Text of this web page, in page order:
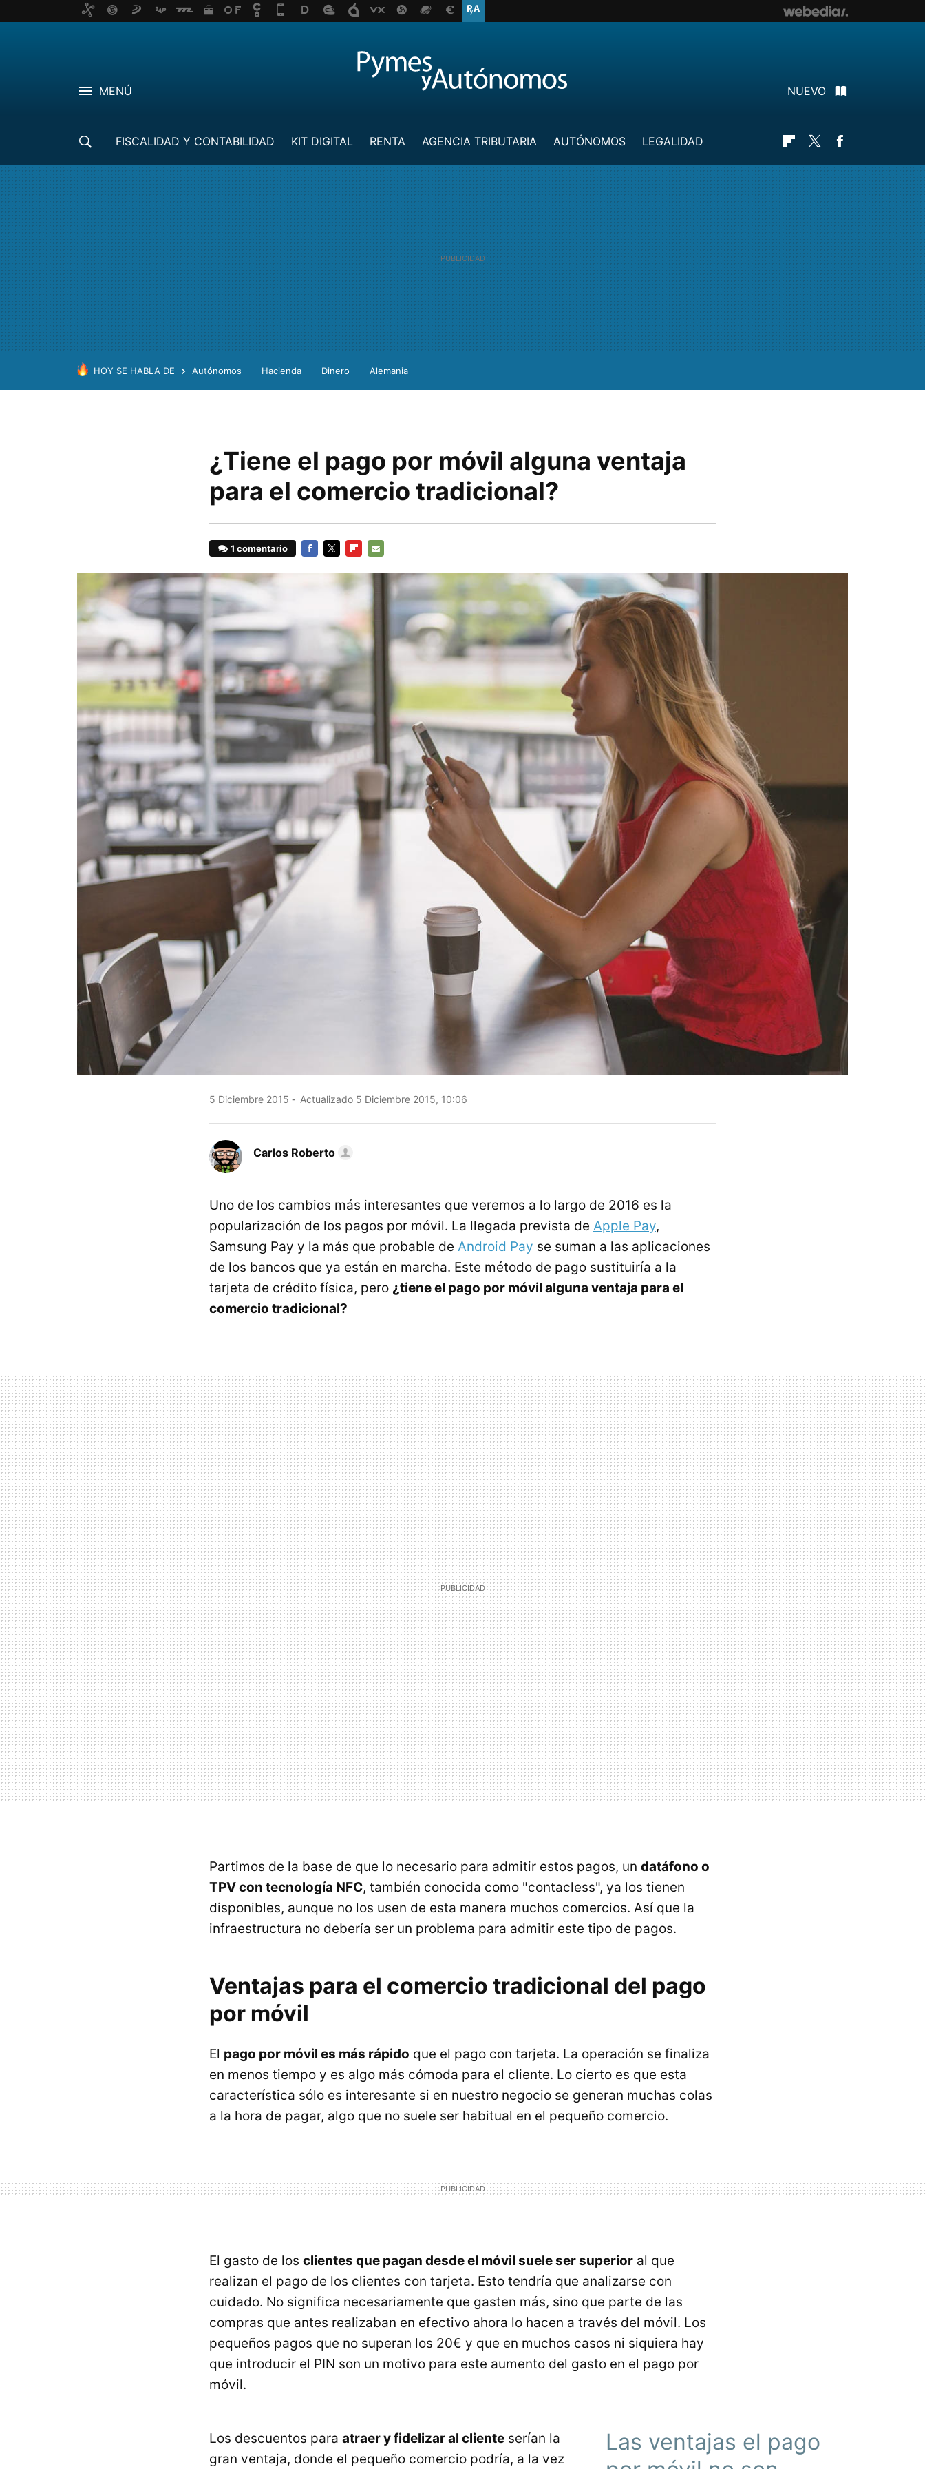
MENÚ NUEVO
FISCALIDAD Y CONTABILIDAD KIT DIGITAL RENTA AGENCIA TRIBUTARIA AUTÓNOMOS
LEGALIDAD
Flipboard
Twitter
HOY SE HABLA DE Autónomos Hacienda Dinero Alemania
¿Tiene el pago por móvil alguna ventaja
para el comercio tradicional?
1 comentario
MAIL
5 Diciembre 2015 Actualizado 5 Diciembre 2015, 10:06
Carlos Roberto
Uno de los cambios más interesantes que veremos a lo largo de 2016 es la
popularización de los pagos por móvil. La llegada prevista de Apple Pay,
Samsung Pay y la más que probable de Android Pay se suman a las aplicaciones
de los bancos que ya están en marcha. Este método de pago sustituiría a la
tarjeta de crédito física, pero ¿tiene el pago por móvil alguna ventaja para el
comercio tradicional?
Partimos de la base de que lo necesario para admitir estos pagos, un datáfono o
TPV con tecnología NFC, también conocida como "contacless", ya los tienen
disponibles, aunque no los usen de esta manera muchos comercios. Así que la
infraestructura no debería ser un problema para admitir este tipo de pagos.
Ventajas para el comercio tradicional del pago
por móvil
El pago por móvil es más rápido que el pago con tarjeta. La operación se finaliza
en menos tiempo y es algo más cómoda para el cliente. Lo cierto es que esta
característica sólo es interesante si en nuestro negocio se generan muchas colas
a la hora de pagar, algo que no suele ser habitual en el pequeño comercio.
El gasto de los clientes que pagan desde el móvil suele ser superior al que
realizan el pago de los clientes con tarjeta. Esto tendría que analizarse con
cuidado. No significa necesariamente que gasten más, sino que parte de las
compras que antes realizaban en efectivo ahora lo hacen a través del móvil. Los
pequeños pagos que no superan los 20€ y que en muchos casos ni siquiera hay
que introducir el PIN son un motivo para este aumento del gasto en el pago por
móvil.
Las ventajas el pago
Los descuentos para atraer y fidelizar al cliente serían la
gran ventaja, donde el pequeño comercio podría, a la vez